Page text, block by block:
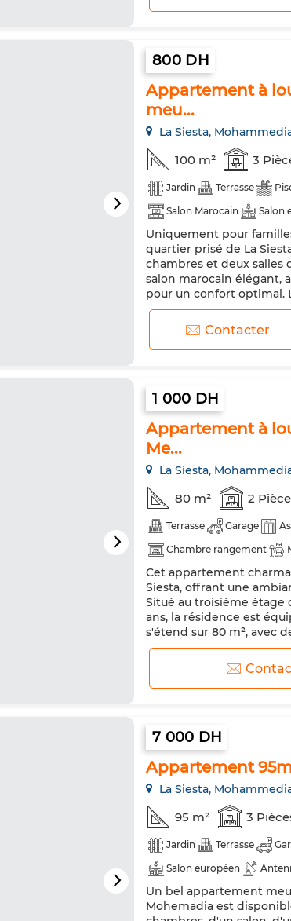
800 DH
Appartement à
meu...
La Siesta,
100 m² 3
Jardin Terrasse
Salon Marocain
Salon
Double vitrage
Porte
Machine à laver
Uniquement pour
quartier prisé de La
chambres et deux salles
salon marocain élégant,
pour un confort optimal.
micro-ondes, et lave-
Contacter
1 000 DH
Appartement à
Me...
La Siesta,
80 m² 2
Terrasse Garage
Chambre rangement
Antenne parabolique
Machine à laver
Cet appartement
Siesta, offrant une
Situé au troisième étage
ans, la résidence est
s'étend sur 80 m², avec
Le revêtement de sol en
7 000 DH
Appartement
La Siesta,
95 m² 3
Jardin Terrasse
Salon européen
Réfrigérateur
Four
Animaux domestiques
Un bel appartement
Mohemadia est